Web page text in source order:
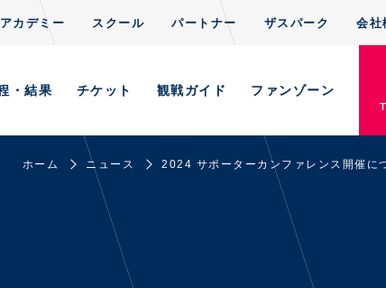
アカデミー スクール パートナー ザスパーク 会社
・結果 チケット 観戦ガイド ファンゾーン
GAMES
試合日程・結果 チケット情報
・前売・当
ホーム ニュース 2024 サポーターカンファレンス開催に
CHALLENGERS ACADEMY THESPARK